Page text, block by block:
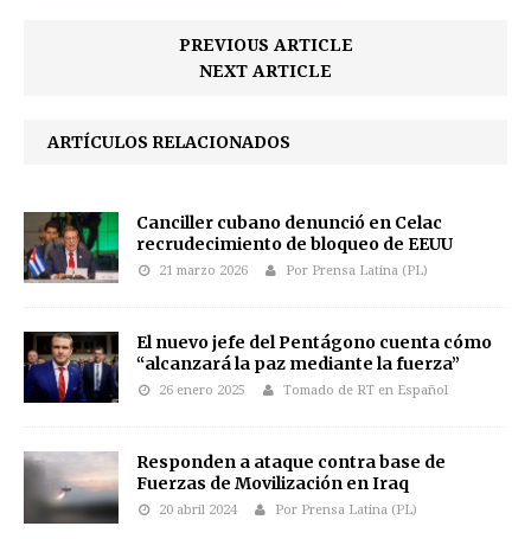
PREVIOUS ARTICLE
NEXT ARTICLE
ARTÍCULOS RELACIONADOS
Canciller cubano denunció en Celac
recrudecimiento de bloqueo de EEUU
21 marzo 2026 Por Prensa Latina (PL)
El nuevo jefe del Pentágono cuenta cómo
“alcanzará la paz mediante la fuerza”
26 enero 2025 Tomado de RT en Español
Responden a ataque contra base de
Fuerzas de Movilización en Iraq
20 abril 2024 Por Prensa Latina (PL)